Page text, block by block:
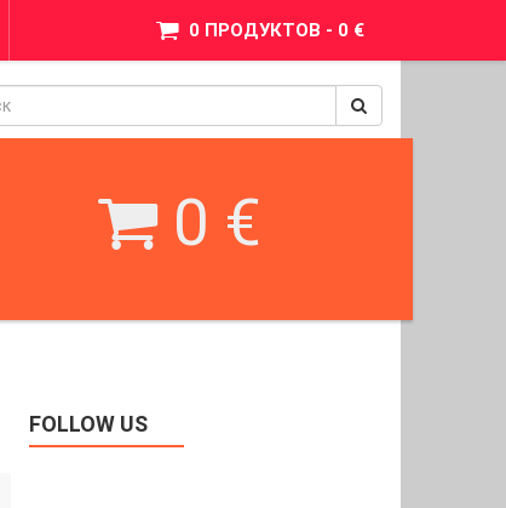
0 ПРОДУКТОВ - 0 €
0 €
FOLLOW US